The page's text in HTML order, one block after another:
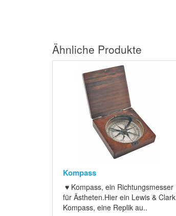
Ähnliche Produkte
Kompass
♥ Kompass, ein Richtungsmesser
für Ästheten.Hier ein Lewis & Clark
Kompass, eine Replik au..